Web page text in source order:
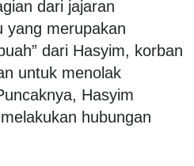
dari jajaran
yang merupakan
dari Hasyim, korban
untuk menolak
Hasyim
hubungan